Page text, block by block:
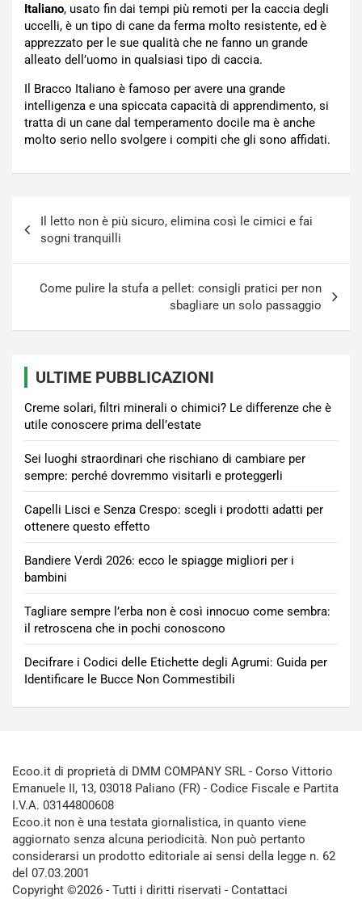
Italiano, usato fin dai tempi più remoti per la caccia degli
uccelli, è un tipo di cane da ferma molto resistente, ed è
apprezzato per le sue qualità che ne fanno un grande
alleato dell’uomo in qualsiasi tipo di caccia.
Il Bracco Italiano è famoso per avere una grande
intelligenza e una spiccata capacità di apprendimento, si
tratta di un cane dal temperamento docile ma è anche
molto serio nello svolgere i compiti che gli sono affidati.
articoli
Il letto non è più sicuro, elimina così le cimici e fai
sogni tranquilli
Come pulire la stufa a pellet: consigli pratici per non
sbagliare un solo passaggio
ULTIME PUBBLICAZIONI
Creme solari, filtri minerali o chimici? Le differenze che è
utile conoscere prima dell’estate
Sei luoghi straordinari che rischiano di cambiare per
sempre: perché dovremmo visitarli e proteggerli
Capelli Lisci e Senza Crespo: scegli i prodotti adatti per
ottenere questo effetto
Bandiere Verdi 2026: ecco le spiagge migliori per i
bambini
Tagliare sempre l’erba non è così innocuo come sembra:
il retroscena che in pochi conoscono
Decifrare i Codici delle Etichette degli Agrumi: Guida per
Identificare le Bucce Non Commestibili
Ecoo.it di proprietà di DMM COMPANY SRL - Corso Vittorio
Emanuele II, 13, 03018 Paliano (FR) - Codice Fiscale e Partita
I.V.A. 03144800608
Ecoo.it non è una testata giornalistica, in quanto viene
aggiornato senza alcuna periodicità. Non può pertanto
considerarsi un prodotto editoriale ai sensi della legge n. 62
del 07.03.2001
Copyright ©2026 - Tutti i diritti riservati - Contattaci